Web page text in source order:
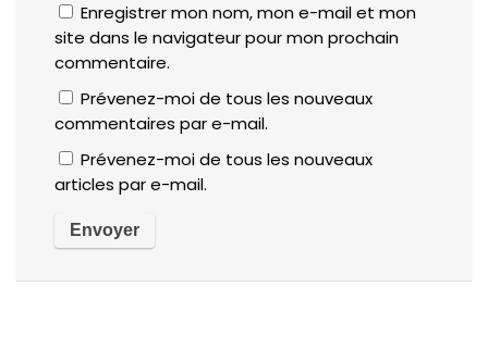
Enregistrer mon nom, mon e-mail et mon
site dans le navigateur pour mon prochain
commentaire.
Prévenez-moi de tous les nouveaux
commentaires par e-mail.
Prévenez-moi de tous les nouveaux
articles par e-mail.